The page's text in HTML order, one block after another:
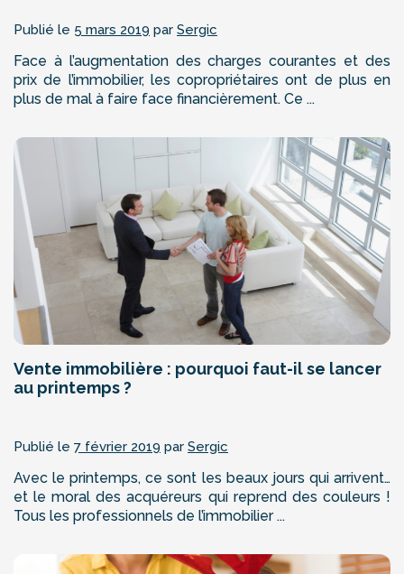
Publié le 5 mars 2019 par Sergic
Face à l’augmentation des charges courantes et des
prix de l’immobilier, les copropriétaires ont de plus en
plus de mal à faire face financièrement. Ce ...
Vente immobilière : pourquoi faut-il se lancer
au printemps ?
Publié le 7 février 2019 par Sergic
Avec le printemps, ce sont les beaux jours qui arrivent…
et le moral des acquéreurs qui reprend des couleurs !
Tous les professionnels de l’immobilier ...